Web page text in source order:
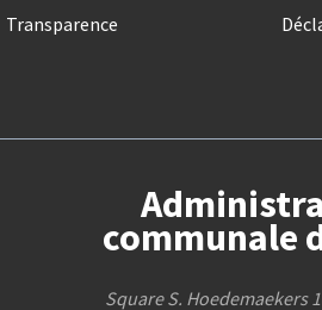
Transparence
communale
Square S. Hoedemaekers